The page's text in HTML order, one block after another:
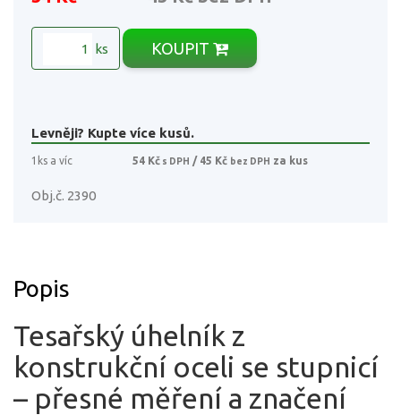
ks KOUPIT
Levněji? Kupte více kusů.
1ks a víc 54 Kč s DPH / 45 Kč bez DPH za kus
Obj.č. 2390
Popis
Tesařský úhelník z
konstrukční oceli se stupnicí
– přesné měření a značení